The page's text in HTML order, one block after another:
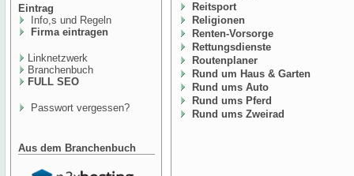
Eintrag
Info,s und Regeln
Firma eintragen
Linknetzwerk
Branchenbuch
FULL SEO
Passwort vergessen?
Aus dem Branchenbuch
Reitsport
Religionen
Renten-Vorsorge
Rettungsdienste
Routenplaner
Rund um Haus & Garten
Rund ums Auto
Rund ums Pferd
Rund ums Zweirad